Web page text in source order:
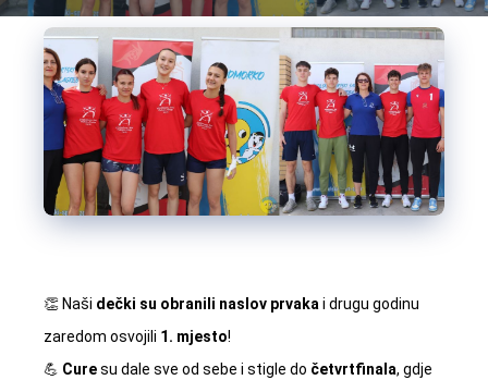
👏 Naši dečki su obranili naslov prvakai drugu godinu
zaredom osvojili 1. mjesto!
💪 Curesu dale sve od sebe i stigle do četvrtfinala, gdje